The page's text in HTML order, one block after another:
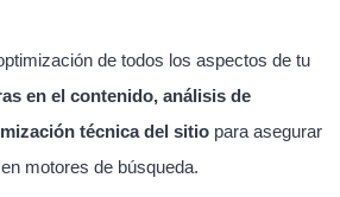
de todos los aspectos de tu
en el contenido, análisis de
técnica del sitio para asegurar
motores de búsqueda.